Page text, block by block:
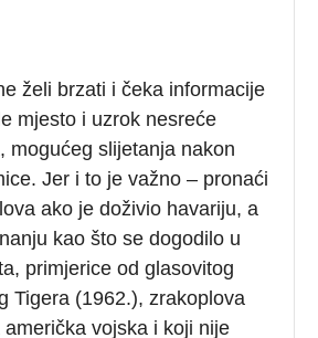
želi brzati i čeka informacije
mjesto i uzrok nesreće
mogućeg slijetanja nakon
Jer i to je važno – pronaći
ako je doživio havariju, a
kao što se dogodilo u
primjerice od glasovitog
Tigera (1962.), zrakoplova
vojska i koji nije